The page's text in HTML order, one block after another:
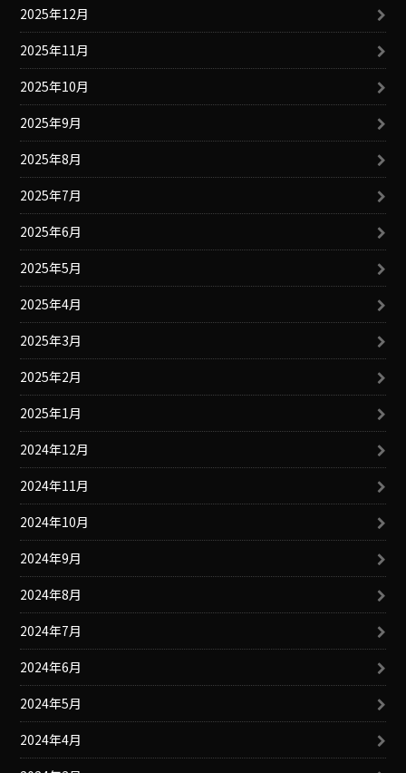
2025年12月
2025年11月
2025年10月
2025年9月
2025年8月
2025年7月
2025年6月
2025年5月
2025年4月
2025年3月
2025年2月
2025年1月
2024年12月
2024年11月
2024年10月
2024年9月
2024年8月
2024年7月
2024年6月
2024年5月
2024年4月